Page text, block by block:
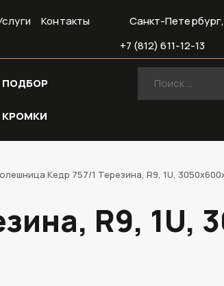
Контакты
Санкт-
+7 (812) 611-12-13
ПОДБОР
КРОМКИ
Кедр 757/1 Терезина, R9, 1U,
R9, 1U,